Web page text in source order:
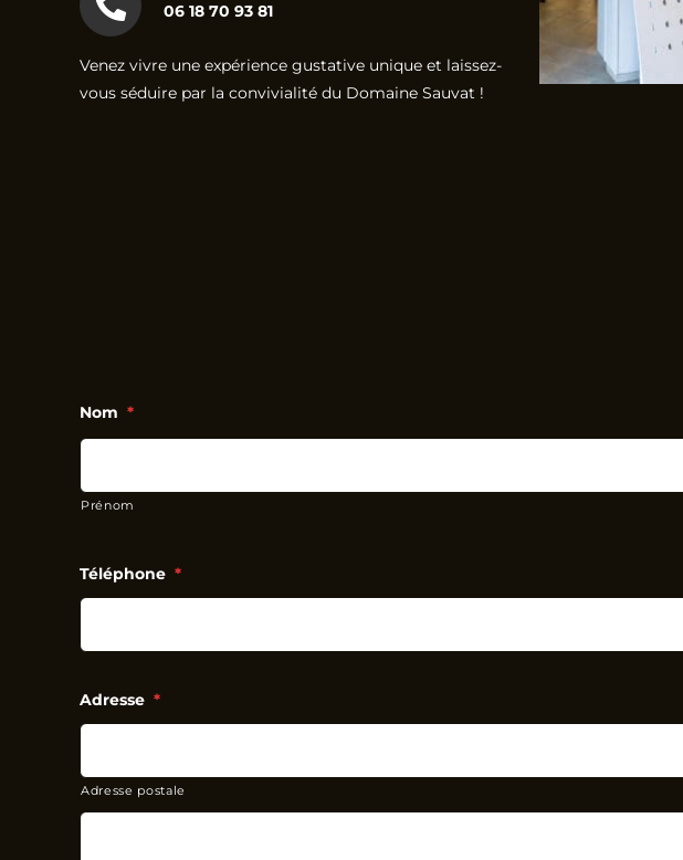
06 18 70 93 81
Venez vivre une expérience gustative unique et laissez-
vous séduire par la convivialité du Domaine Sauvat !
Nom *
Prénom
Téléphone *
Adresse *
Adresse postale